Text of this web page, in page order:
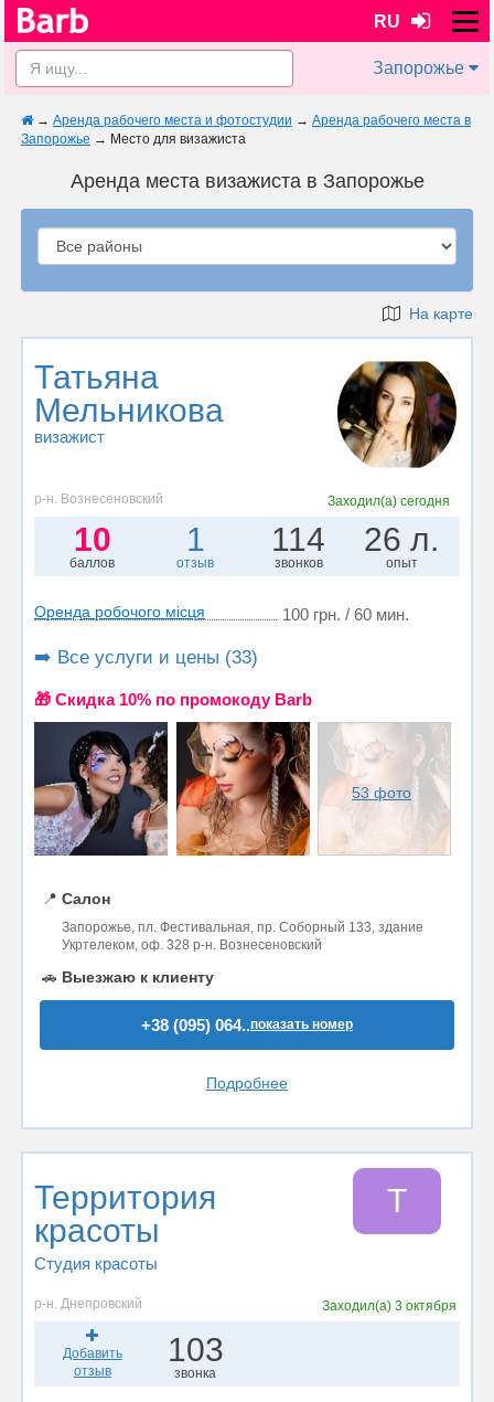
RU
Запорожье
→ Аренда рабочего места и фотостудии → Аренда рабочего места в
Запорожье → Место для визажиста
Аренда места визажиста в Запорожье
На карте
Татьяна
Мельникова
визажист
р-н. Вознесеновский Заходил(а)сегодня
10
баллов
1
отзыв
114
звонков
26 л.
опыт
Оренда робочого місця 100 грн. / 60 мин.
➡️ Все услуги и цены (33)
🎁 Cкидка 10% по промокоду Barb
53 фото
📍 Салон
Запорожье, пл. Фестивальная, пр. Соборный 133, здание
Укртелеком, оф. 328 р-н. Вознесеновский
🚗 Выезжаю к клиенту
+38 (095) 064..показать номер
Подробнее
Территория
красоты
Студия красоты
Т
р-н. Днепровский Заходил(а) 3 октября
Добавить
отзыв
103
звонка